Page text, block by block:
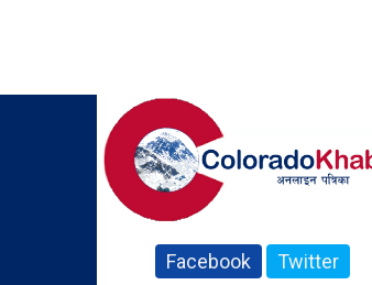
Facebook Twitter